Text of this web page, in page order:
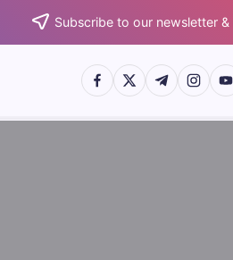
Subscribe to our newsletter
https://https://twitter.com/
https://t.me/
https://